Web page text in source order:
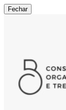
Fechar